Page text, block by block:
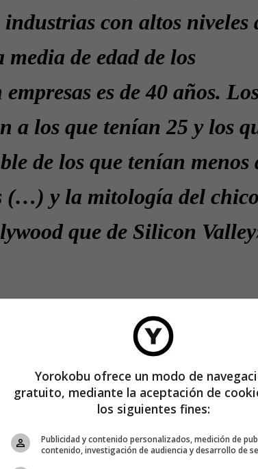
con altos niveles
de edad de los
es de 40 años.
a los que tenían 25 y los
de los que tenían menos
(…) y la mitología del
que de Silicon
proclaman que los
de familias con iniciativa
de niños (…)
sobre emprendedores
los primeros en su
Yorokobu ofrece un modo de
gratuito, mediante la aceptación de
los siguientes fines:
Publicidad y contenido personalizados, medición de
contenido, investigación de audiencia y desarrollo de